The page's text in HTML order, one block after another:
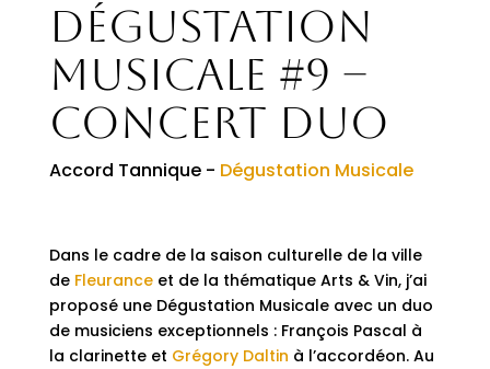
Dégustation
Musicale #9 –
Concert duo
Accord Tannique - Dégustation Musicale
Dans le cadre de la saison culturelle de la ville
de Fleuranceet de la thématique Arts & Vin, j’ai
proposé une Dégustation Musicale avec un duo
de musiciens exceptionnels : François Pascal à
la clarinette et Grégory Daltin à l’accordéon. Au